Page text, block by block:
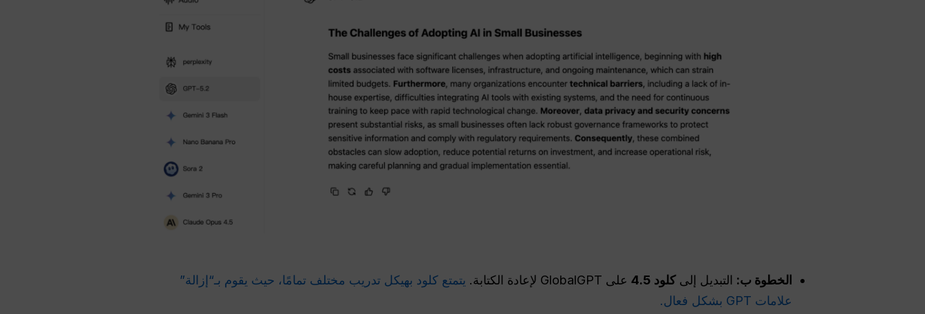
الخطوة ب: التبديل إلىكلود 4.5 على GlobalGPT لإعادة الكتابة.
يتمتع كلود بهيكل تدريب مختلف تمامًا، حيث يقوم بـ“إزالة”
علامات GPT بشكل فعال.